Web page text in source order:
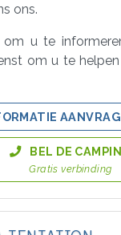
ons.
u te
om u te
BEL DE
Gratis verbinding